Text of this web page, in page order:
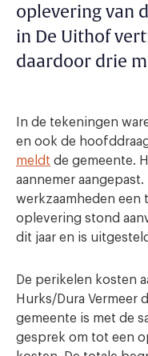
oplevering van
in De Uithof
daardoor drie
In de tekeningen
en ook de
meldt de gemeente.
aannemer
werkzaamheden een
oplevering stond
dit jaar en is
De perikelen kosten
Hurks/Dura Vermeer
gemeente is met de
gesprek om tot een